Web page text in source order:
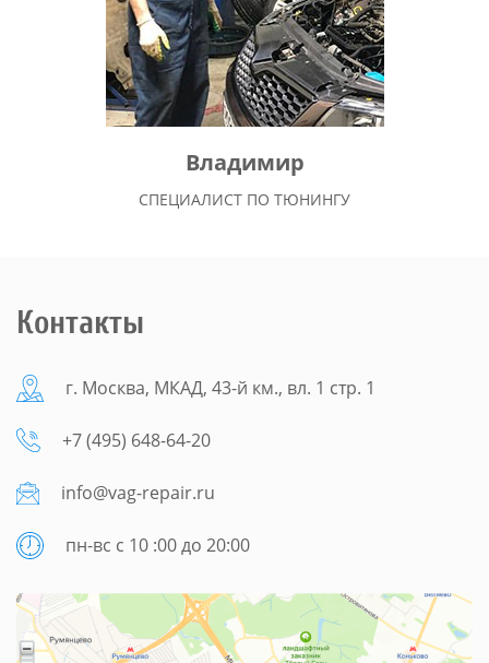
Владимир
СПЕЦИАЛИСТ ПО ТЮНИНГУ
Контакты
г. Москва, МКАД, 43-й км., вл. 1 стр. 1
+7 (495) 648-64-20
info@vag-repair.ru
пн-вс с 10 :00 до 20:00